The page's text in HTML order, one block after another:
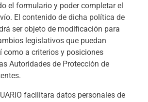
el formulario y poder completar el
El contenido de dicha política de
ser objeto de modificación para
legislativos que puedan
como a criterios y posiciones
Autoridades de Protección de
facilitara datos personales de